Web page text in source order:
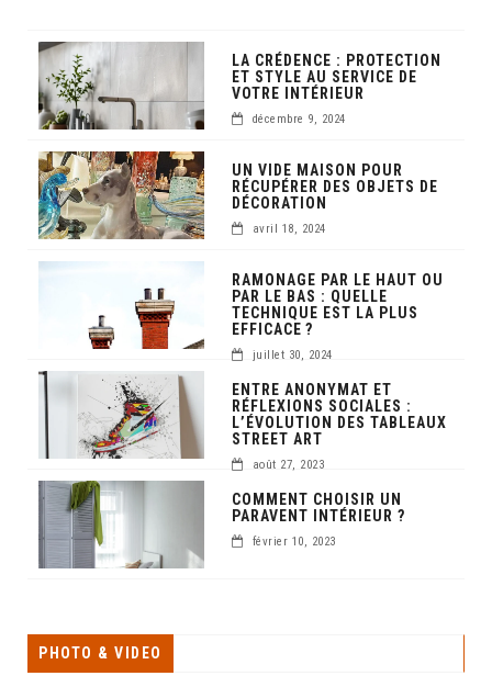
LA CRÉDENCE : PROTECTION
ET STYLE AU SERVICE DE
VOTRE INTÉRIEUR
décembre 9, 2024
UN VIDE MAISON POUR
RÉCUPÉRER DES OBJETS DE
DÉCORATION
avril 18, 2024
RAMONAGE PAR LE HAUT OU
PAR LE BAS : QUELLE
TECHNIQUE EST LA PLUS
EFFICACE ?
juillet 30, 2024
ENTRE ANONYMAT ET
RÉFLEXIONS SOCIALES :
L’ÉVOLUTION DES TABLEAUX
STREET ART
août 27, 2023
COMMENT CHOISIR UN
PARAVENT INTÉRIEUR ?
février 10, 2023
PHOTO & VIDEO